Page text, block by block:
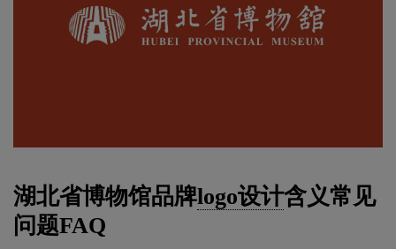
湖北省博物馆品牌logo设计含义常见
问题FAQ